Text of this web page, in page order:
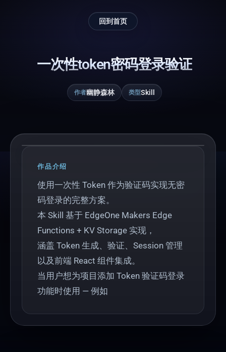
回到首页
一次性token密码登录验证
作者幽静森林 类型Skill
作品介绍
使用一次性 Token 作为验证码实现无密
码登录的完整方案。
本 Skill 基于 EdgeOne Makers Edge
Functions + KV Storage 实现，
涵盖 Token 生成、验证、Session 管理
以及前端 React 组件集成。
当用户想为项目添加 Token 验证码登录
功能时使用 — 例如